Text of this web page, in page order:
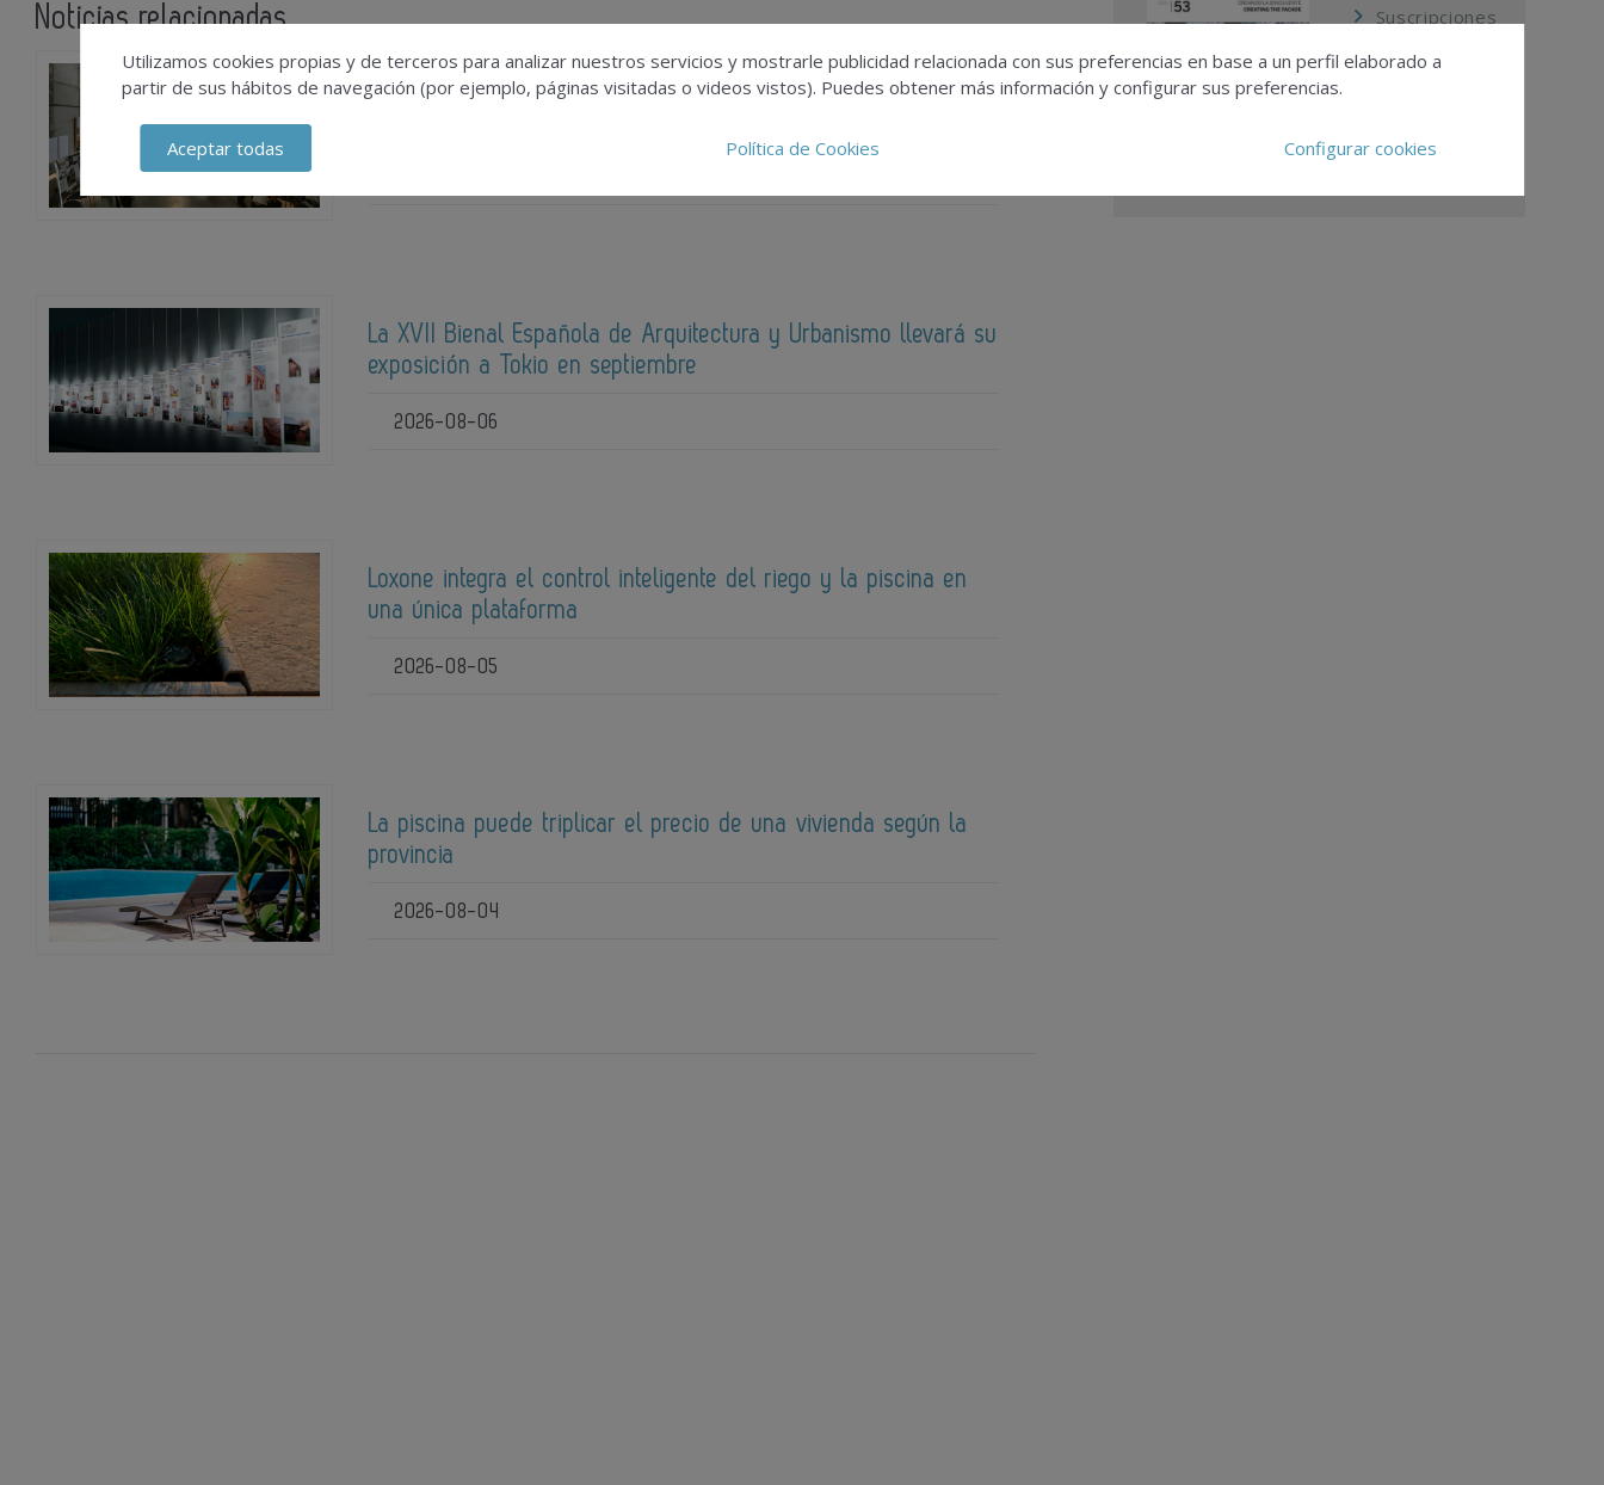
Noticias relacionadas
La XIV Biau selecciona 174 proyectos para su edición de 2026
La XVII Bienal Española de Arquitectura y Urbanismo llevará su
exposición a Tokio en septiembre
2026-08-06
Loxone integra el control inteligente del riego y la piscina en
una única plataforma
2026-08-05
La piscina puede triplicar el precio de una vivienda según la
provincia
2026-08-04
Suscripciones
Calendario
Editorial
Utilizamos cookies propias y de terceros para analizar nuestros servicios y mostrarle publicidad relacionada con sus preferencias en base a un perfil elaborado a
partir de sus hábitos de navegación (por ejemplo, páginas visitadas o videos vistos). Puedes obtener más información y configurar sus preferencias.
Aceptar todas Política de Cookies Configurar cookies